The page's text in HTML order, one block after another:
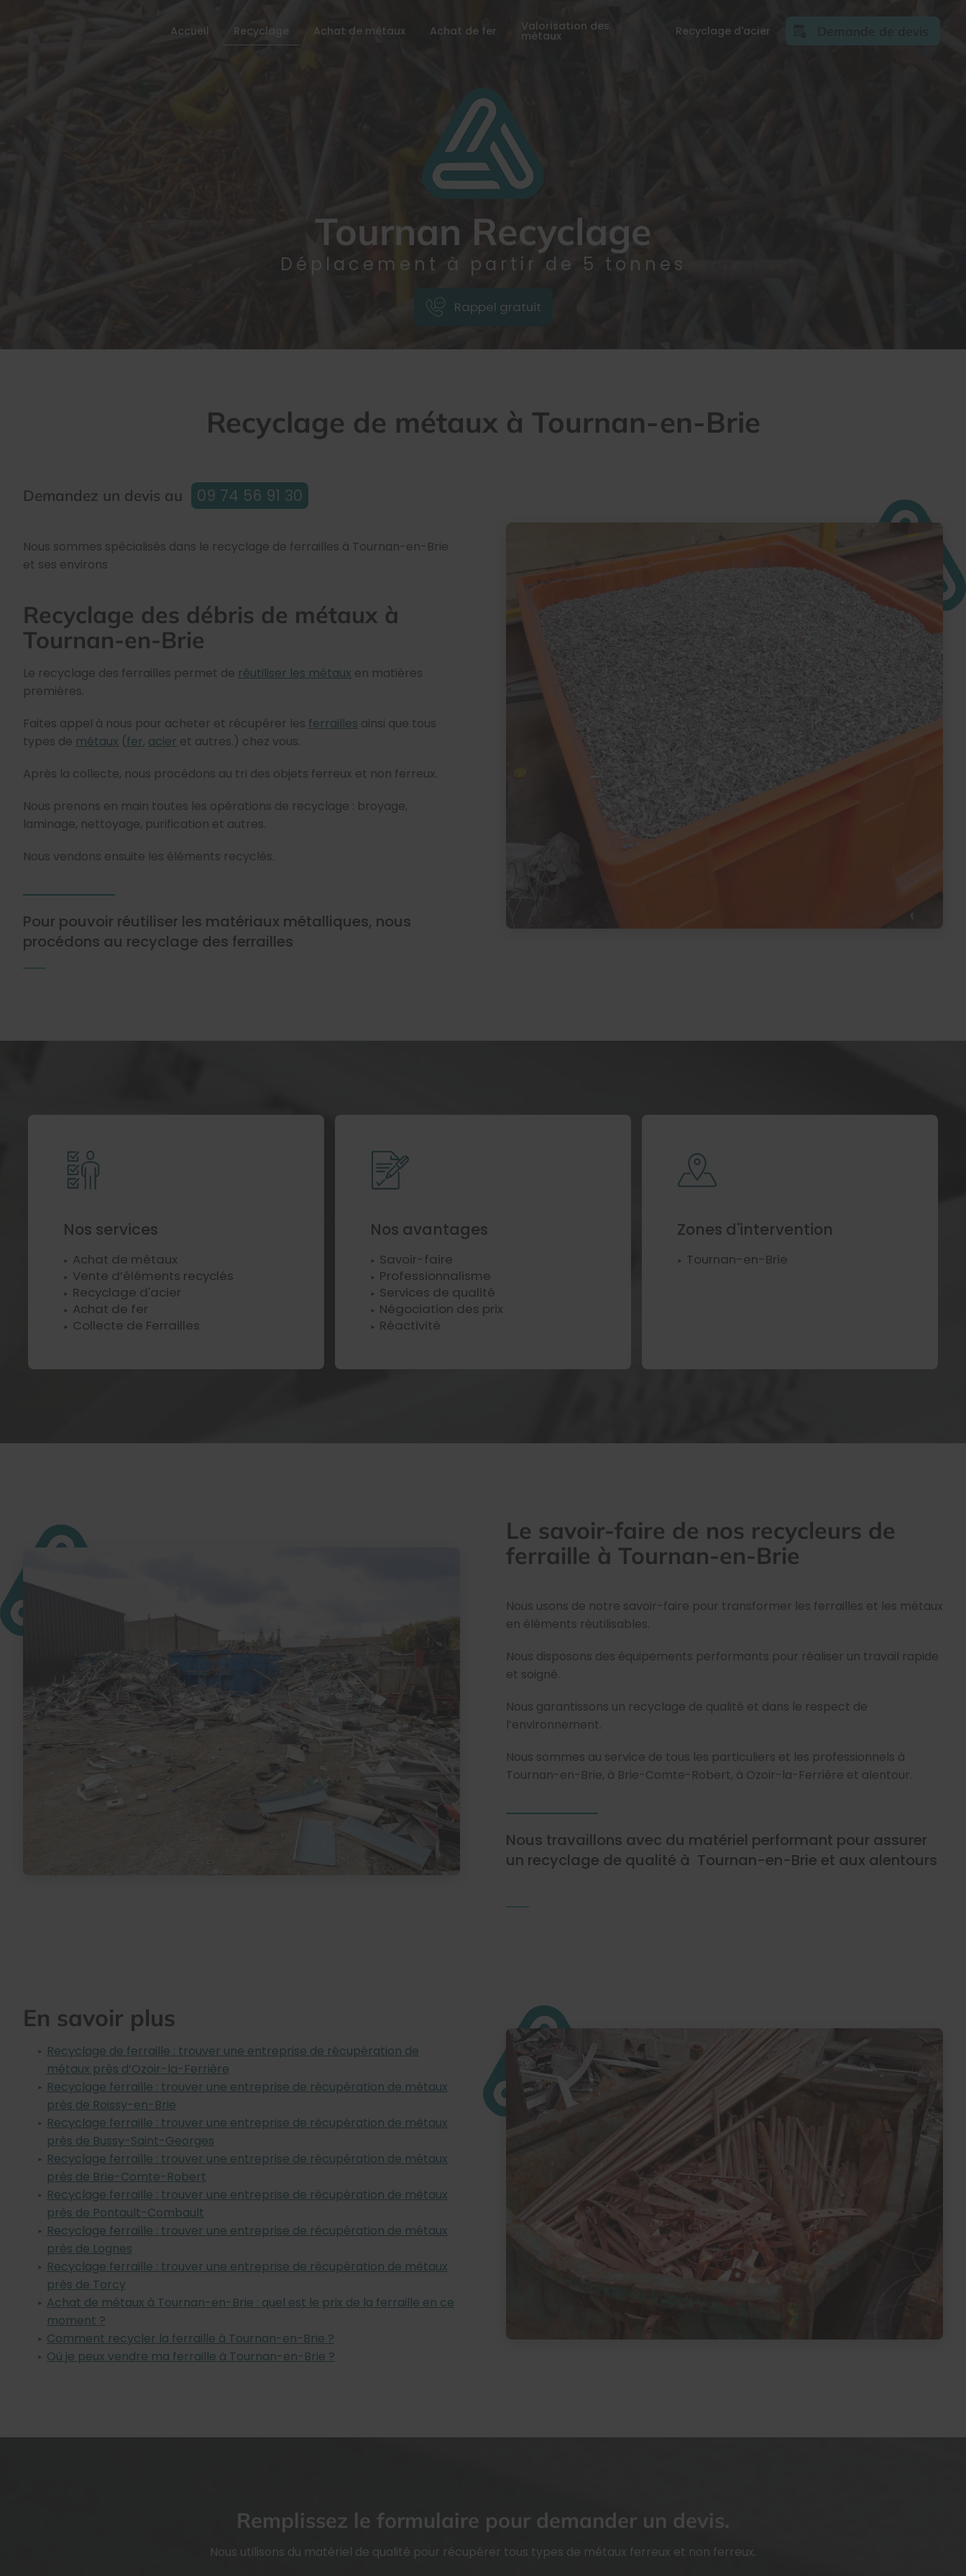
Tournan Recyclage
Déplacement à partir de 5 tonnes
Rappel gratuit
Accueil Recyclage Achat de métaux Achat de fer Valorisation des
métaux Recyclage d'acier
Recyclage de métaux à Tournan-en-Brie
Demandez un devis au 09 74 56 91 30
Nous sommes spécialisés dans le recyclage de ferrailles à Tournan-en-Brie
et ses environs
Recyclage des débris de métaux à
Tournan-en-Brie
Le recyclage des ferrailles permet de réutiliser les métaux en matières
premières.
Faites appel à nous pour acheter et récupérer les ferrailles ainsi que tous
types de métaux (fer, acier et autres.) chez vous.
Après la collecte, nous procédons au tri des objets ferreux et non ferreux.
Nous prenons en main toutes les opérations de recyclage : broyage,
laminage, nettoyage, purification et autres.
Nous vendons ensuite les éléments recyclés.
Pour pouvoir réutiliser les matériaux métalliques, nous
procédons au recyclage des ferrailles
Nos services
Achat de métaux
Vente d’éléments recyclés
Recyclage d'acier
Achat de fer
Collecte de Ferrailles
Nos avantages
Savoir-faire
Professionnalisme
Services de qualité
Négociation des prix
Réactivité
Zones d'intervention
Tournan-en-Brie
Le savoir-faire de nos recycleurs de
ferraille à Tournan-en-Brie
Nous usons de notre savoir-faire pour transformer les ferrailles et les métaux
en éléments réutilisables.
Nous disposons des équipements performants pour réaliser un travail rapide
et soigné.
Nous garantissons un recyclage de qualité et dans le respect de
l’environnement.
Nous sommes au service de tous les particuliers et les professionnels à
Tournan-en-Brie, à Brie-Comte-Robert, à Ozoir-la-Ferrière et alentour.
Nous travaillons avec du matériel performant pour assurer
un recyclage de qualité à Tournan-en-Brie et aux alentours
En savoir plus
Recyclage de ferraille : trouver une entreprise de récupération de
métaux près d’Ozoir-la-Ferrière
Recyclage ferraille : trouver une entreprise de récupération de métaux
près de Roissy-en-Brie
Recyclage ferraille : trouver une entreprise de récupération de métaux
près de Bussy-Saint-Georges
Recyclage ferraille : trouver une entreprise de récupération de métaux
près de Brie-Comte-Robert
Recyclage ferraille : trouver une entreprise de récupération de métaux
près de Pontault-Combault
Recyclage ferraille : trouver une entreprise de récupération de métaux
près de Lognes
Recyclage ferraille : trouver une entreprise de récupération de métaux
près de Torcy
Achat de métaux à Tournan-en-Brie : quel est le prix de la ferraille en ce
moment ?
Comment recycler la ferraille à Tournan-en-Brie ?
Où je peux vendre ma ferraille à Tournan-en-Brie ?
Remplissez le formulaire pour demander un devis.
Nous utilisons du matériel de qualité pour récupérer tous types de métaux ferreux et non ferreux.